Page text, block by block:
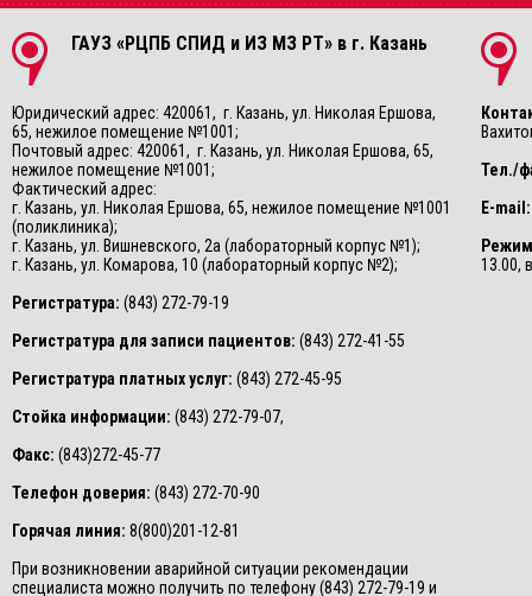
ГАУЗ «РЦПБ СПИД и ИЗ МЗ РТ» в г. Казань
Юридический адрес: 420061, г. Казань, ул. Николая Ершова,
65, нежилое помещение №1001;
Почтовый адрес: 420061, г. Казань, ул. Николая Ершова, 65,
нежилое помещение №1001;
Фактический адрес:
г. Казань, ул. Николая Ершова, 65, нежилое помещение №1001
(поликлиника);
г. Казань, ул. Вишневского, 2а (лабораторный корпус №1);
г. Казань, ул. Комарова, 10 (лабораторный корпус №2);
Регистратура: (843) 272-79-19
Регистратура для записи пациентов: (843) 272-41-55
Регистратура платных услуг: (843) 272-45-95
Стойка информации: (843) 272-79-07,
Факс: (843)272-45-77
Телефон доверия: (843) 272-70-90
Горячая линия: 8(800)201-12-81
При возникновении аварийной ситуации рекомендации
специалиста можно получить по телефону (843) 272-79-19 и
Тел./
E-mail:
13.00,